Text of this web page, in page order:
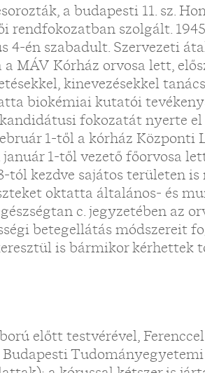
a budapesti 11. sz.
rendfokozatban szolgált.
4-én szabadult. Szervezeti
a MÁV Kórház orvosa lett,
kinevezésekkel
biokémiai kutatói
fokozatát nyerte
1-től a kórház
január 1-től vezető főorvosa
tól kezdve sajátos területen
oktatta általános- és
c. jegyzetében az
betegellátás módszereit
is bármikor kérhettek
előtt testvérével,